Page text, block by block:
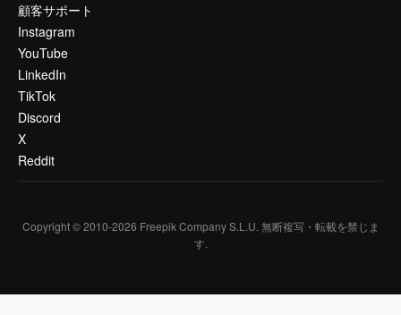
顧客サポート
Instagram
YouTube
LinkedIn
TikTok
Discord
X
Reddit
Copyright © 2010-2026 Freepik Company S.L.U. 無断複写・転載を禁じま
す.